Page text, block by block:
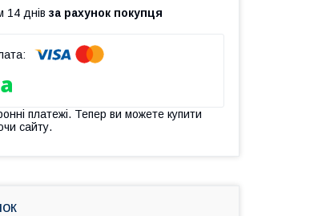
14 днів за рахунок покупця
платежі. Тепер ви можете купити
сайту.